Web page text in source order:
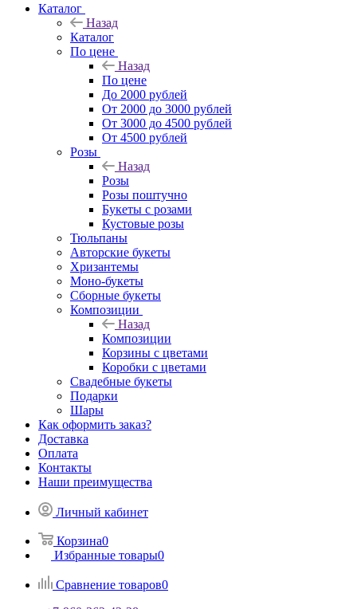
Каталог
Назад
Каталог
По цене
Назад
По цене
До 2000 рублей
От 2000 до 3000 рублей
От 3000 до 4500 рублей
От 4500 рублей
Розы
Назад
Розы
Розы поштучно
Букеты с розами
Кустовые розы
Тюльпаны
Авторские букеты
Хризантемы
Моно-букеты
Сборные букеты
Композиции
Назад
Композиции
Корзины с цветами
Коробки с цветами
Свадебные букеты
Подарки
Шары
Как оформить заказ?
Доставка
Оплата
Контакты
Наши преимущества
Личный кабинет
Корзина0
Избранные товары0
Сравнение товаров0